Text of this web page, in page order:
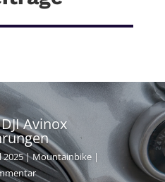
Avinox
2025|Mountainbike |